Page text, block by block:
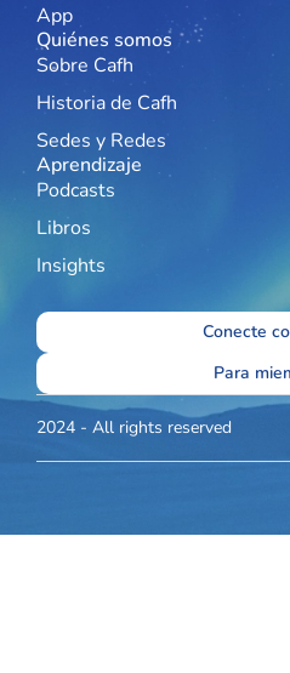
App
Quiénes somos
Sobre Cafh
Historia de Cafh
Sedes y Redes
Aprendizaje
Podcasts
Libros
Insights
Conecte
Para
2024 - All rights reserved